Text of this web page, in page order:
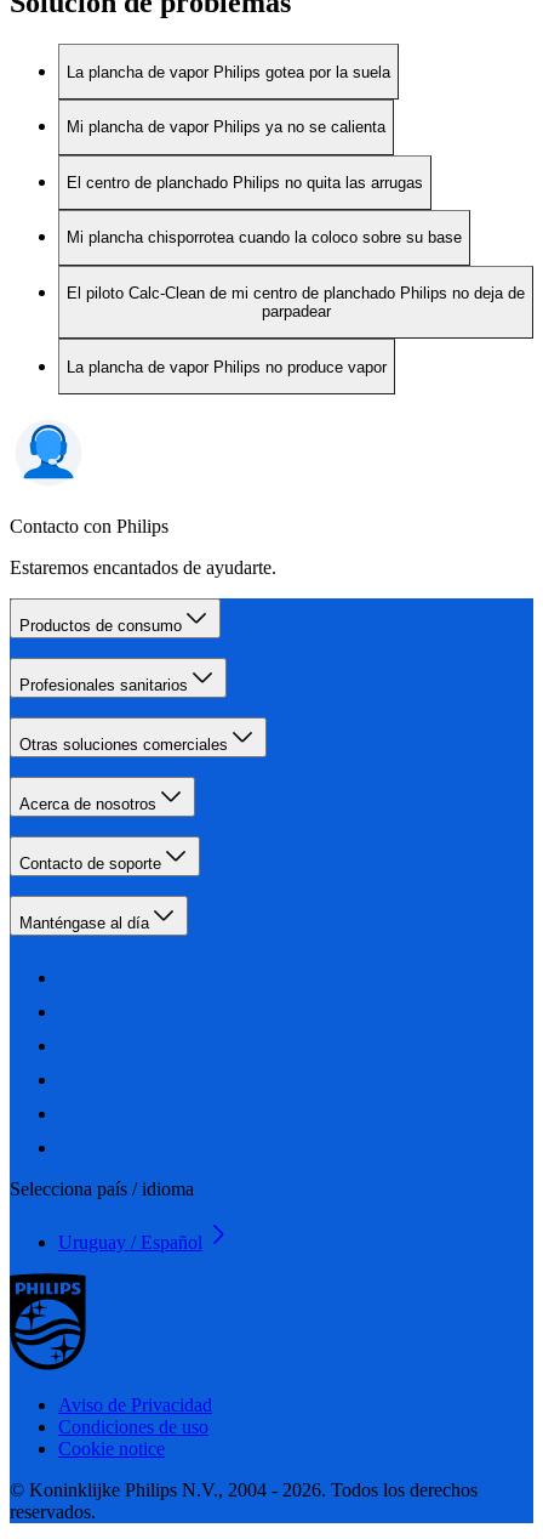
La plancha de vapor Philips gotea por la suela
Mi plancha de vapor Philips ya no se calienta
El centro de planchado Philips no quita las arrugas
Mi plancha chisporrotea cuando la coloco sobre su base
El piloto Calc-Clean de mi centro de planchado Philips no deja de
parpadear
La plancha de vapor Philips no produce vapor
Contacto con Philips
Estaremos encantados de ayudarte.
Productos de consumo
Profesionales sanitarios
Otras soluciones comerciales
Acerca de nosotros
Contacto de soporte
Manténgase al día
Selecciona país / idioma
Uruguay / Español
Aviso de Privacidad
Condiciones de uso
Cookie notice
© Koninklijke Philips N.V., 2004 - 2026. Todos los derechos
reservados.